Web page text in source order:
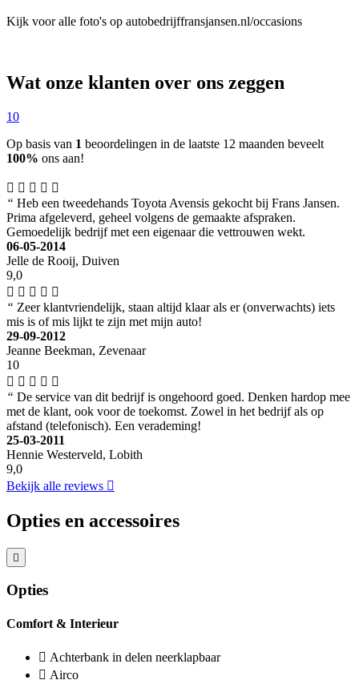
Kijk voor alle foto's op autobedrijffransjansen.nl/occasions
Wat onze klanten over ons zeggen
10
Op basis van 1 beoordelingen in de laatste 12 maanden beveelt
100% ons aan!
“ Heb een tweedehands Toyota Avensis gekocht bij Frans Jansen.
Prima afgeleverd, geheel volgens de gemaakte afspraken.
Gemoedelijk bedrijf met een eigenaar die vettrouwen wekt.
06-05-2014
Jelle de Rooij, Duiven
9,0
“ Zeer klantvriendelijk, staan altijd klaar als er (onverwachts) iets
mis is of mis lijkt te zijn met mijn auto!
29-09-2012
Jeanne Beekman, Zevenaar
10
“ De service van dit bedrijf is ongehoord goed. Denken hardop mee
met de klant, ook voor de toekomst. Zowel in het bedrijf als op
afstand (telefonisch). Een verademing!
25-03-2011
Hennie Westerveld, Lobith
9,0
Bekijk alle reviews
Opties en accessoires
Opties
Comfort & Interieur
Achterbank in delen neerklapbaar
Airco